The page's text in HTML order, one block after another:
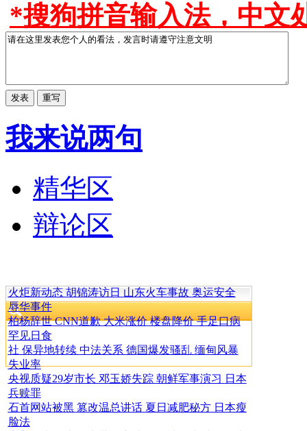
*搜狗拼音输入法，中文
我来说两句
精华区
辩论区
火炬新动态 胡锦涛访日 山东火车事故 奥运安全
辱华事件
柏杨辞世 CNN道歉 大米涨价 楼盘降价 手足口病
罕见日食
社 保异地转续 中法关系 德国爆发骚乱 缅甸风暴
失业率
央视质疑29岁市长 邓玉娇失踪 朝鲜军事演习 日本
兵赎罪
石首网站被黑 篡改温总讲话 夏日减肥秘方 日本瘦
脸法